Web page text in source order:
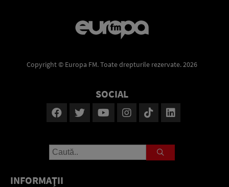
Copyright © Europa FM. Toate drepturile rezervate. 2026
SOCIAL
INFORMAŢII